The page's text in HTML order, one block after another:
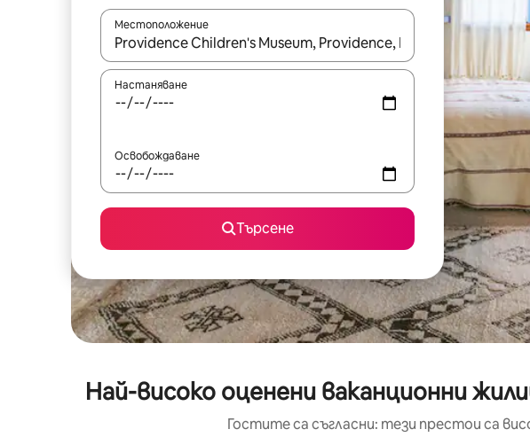
Местоположение
Когато резултатите се покажат, използвайте клавишите със
Настаняване
Освобождаване
Търсене
Най-високо оценени ваканционни
Гостите са съгласни: тези престои са